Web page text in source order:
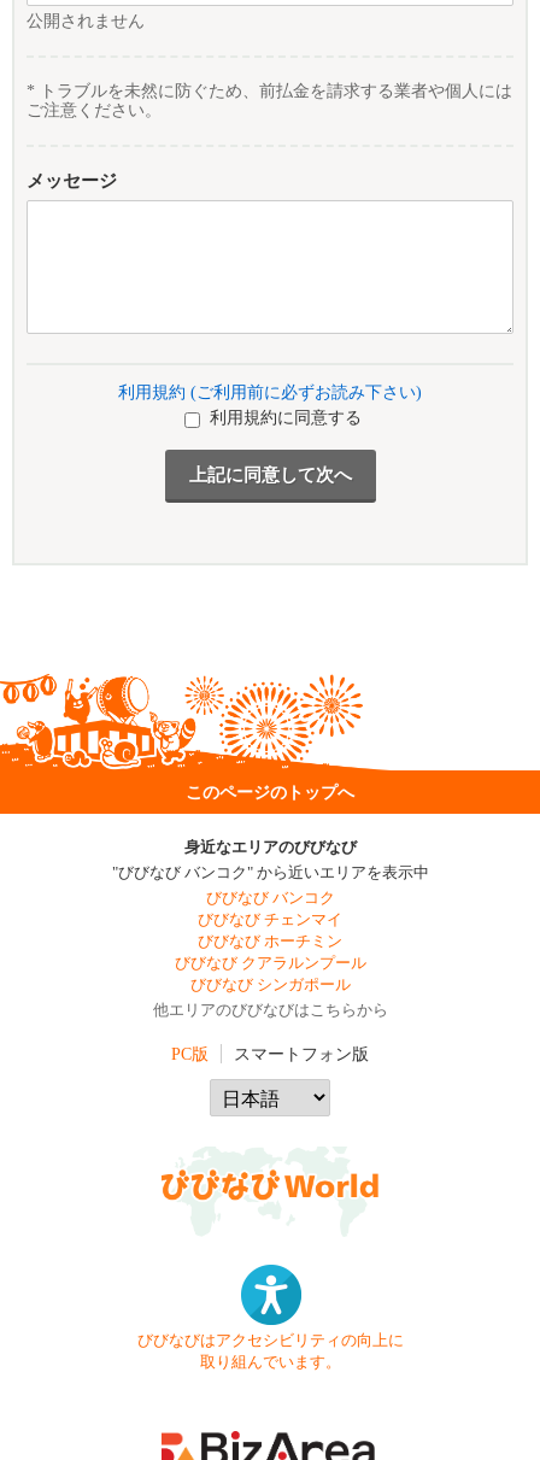
公開されません
* トラブルを未然に防ぐため、前払金を請求する業者や個人には
ご注意ください。
メッセージ
利用規約 (ご利用前に必ずお読み下さい)
利用規約に同意する
このページのトップへ
身近なエリアのびびなび
"びびなび バンコク" から近いエリアを表示中
びびなび バンコク
びびなび チェンマイ
びびなび ホーチミン
びびなび クアラルンプール
びびなび シンガポール
他エリアのびびなびはこちらから
PC版 スマートフォン版
びびなびはアクセシビリティの向上に
取り組んでいます。